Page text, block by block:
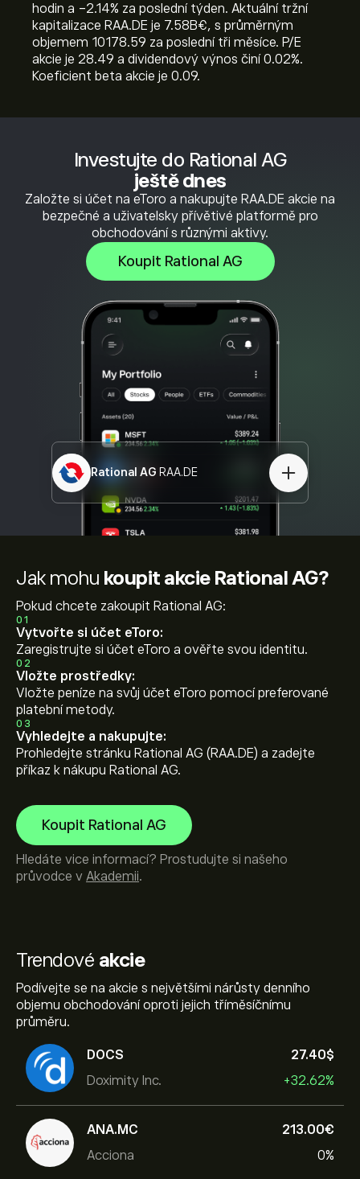
Investujte do Rational AG
ještě dnes
Založte si účet na eToro a nakupujte RAA.DE akcie na
bezpečné a uživatelsky přívětivé platformě pro
obchodování s různými aktivy.
Koupit Rational AG
Rational AG RAA.DE
Trendové akcie
Podívejte se na akcie s největšími nárůsty denního
objemu obchodování oproti jejich tříměsíčnímu
průměru.
DOCS
Doximity Inc.
27.40‎$‎
+32.62%
ANA.MC
Acciona
213.00‎€‎
0%
hodin a ‎-2.14‎% za poslední týden. Aktuální tržní
kapitalizace RAA.DE je 7.58B‎€‎, s průměrným
objemem 10178.59 za poslední tři měsíce. P/E
akcie je 28.49 a dividendový výnos činí 0.02%.
Koeficient beta akcie je 0.09.
Jak mohu koupit akcie Rational AG?
Pokud chcete zakoupit Rational AG:
01
Vytvořte si účet eToro:
Zaregistrujte si účet eToro a ověřte svou identitu.
02
Vložte prostředky:
Vložte peníze na svůj účet eToro pomocí preferované
platební metody.
03
Vyhledejte a nakupujte:
Prohledejte stránku Rational AG (RAA.DE) a zadejte
příkaz k nákupu Rational AG.
Koupit Rational AG
Hledáte vice informací? Prostudujte si našeho
průvodce v Akademii.